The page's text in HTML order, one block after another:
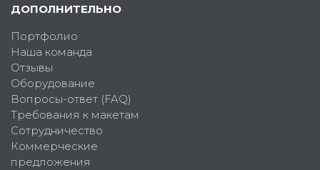
ДОПОЛНИТЕЛЬНО
Портфолио
Наша команда
Отзывы
Оборудование
Вопросы-ответ (FAQ)
Требования к макетам
Сотрудничество
Коммерческие
предложения